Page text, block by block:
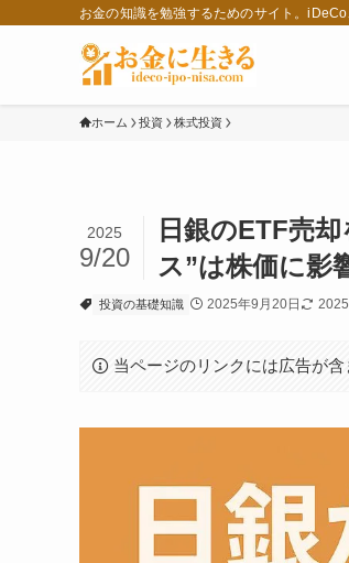
お金の知識を勉強するためのサイト。
ホーム 投資 株式投資
日銀のETF売
ス”は株価に影
2025
9/20
投資の基礎知識 2025年9月20日
当ページのリンクには広告が含